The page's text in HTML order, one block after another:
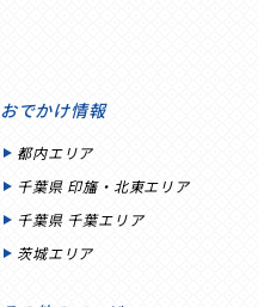
おでかけ情報
都内エリア
千葉県 印旛・北東エリア
千葉県 千葉エリア
茨城エリア